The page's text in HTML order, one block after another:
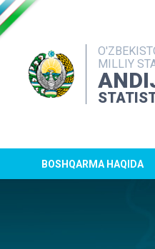
MILLIY
BOSHQARMA HAQIDA